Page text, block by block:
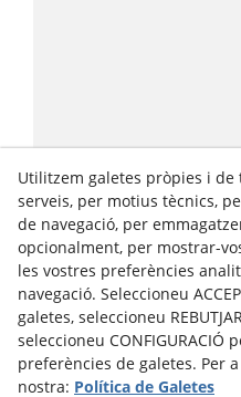
Utilitzem galetes pròpies i
serveis, per motius tècnics,
de navegació, per
opcionalment, per mostrar-
les vostres preferències
navegació. Seleccioneu
galetes, seleccioneu
seleccioneu
preferències de galetes. Per
nostra: Política de Galetes